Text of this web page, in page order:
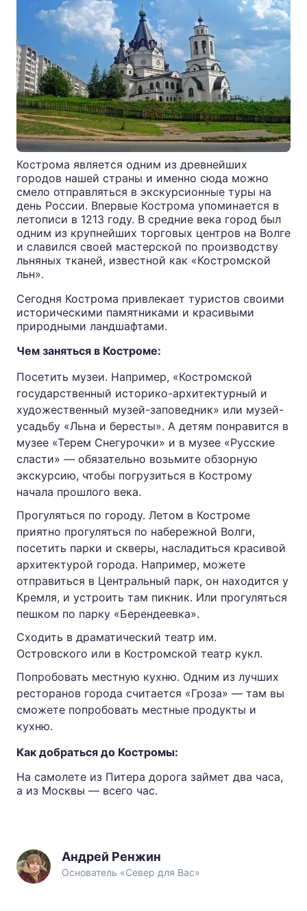
Кострома является одним из древнейших
городов нашей страны и именно сюда можно
смело отправляться в экскурсионные туры на
день России. Впервые Кострома упоминается в
летописи в 1213 году. В средние века город был
одним из крупнейших торговых центров на Волге
и славился своей мастерской по производству
льняных тканей, известной как «Костромской
льн».
Сегодня Кострома привлекает туристов своими
историческими памятниками и красивыми
природными ландшафтами.
Чем заняться в Костроме:
Посетить музеи. Например, «Костромской
государственный историко-архитектурный и
художественный музей-заповедник» или музей-
усадьбу «Льна и бересты». А детям понравится в
музее «Терем Снегурочки» и в музее «Русские
сласти» — обязательно возьмите обзорную
экскурсию, чтобы погрузиться в Кострому
начала прошлого века.
Прогуляться по городу. Летом в Костроме
приятно прогуляться по набережной Волги,
посетить парки и скверы, насладиться красивой
архитектурой города. Например, можете
отправиться в Центральный парк, он находится у
Кремля, и устроить там пикник. Или прогуляться
пешком по парку «Берендеевка».
Сходить в драматический театр им.
Островского или в Костромской театр кукл.
Попробовать местную кухню. Одним из лучших
ресторанов города считается «Гроза» — там вы
сможете попробовать местные продукты и
кухню.
Как добраться до Костромы:
На самолете из Питера дорога займет два часа,
а из Москвы — всего час.
Андрей Ренжин
Основатель «Север для Вас»